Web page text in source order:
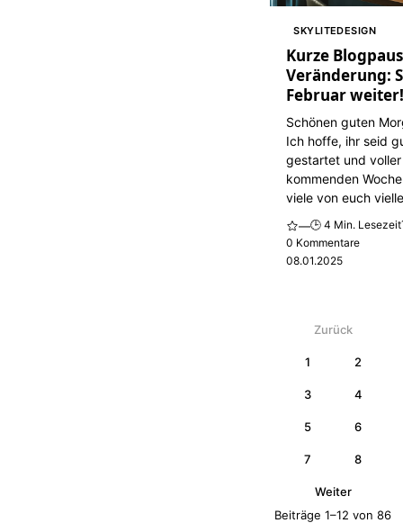
SKYLITEDESIGN
Kurze
Veränderung:
Februar
Schönen guten
Ich hoffe, ihr seid
gestartet und
kommenden
viele von euch
—🕒 4 Min. Lesezeit
0 Kommentare
08.01.2025
Zurück
1 2
3 4
5 6
7 8
Weiter
Beiträge 1–12 von 86